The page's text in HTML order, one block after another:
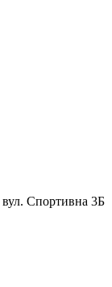
вул. Спортивна 3Б